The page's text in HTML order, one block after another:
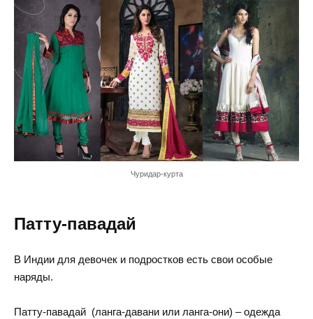
Чуридар-курта
Патту-павадай
В Индии для девочек и подростков есть свои особые
наряды.
Патту-павадай (ланга-давани или ланга-они) – одежда